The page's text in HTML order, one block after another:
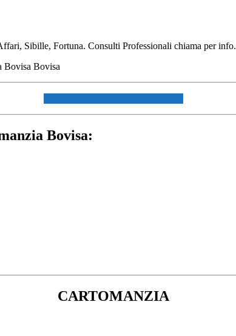
Sibille, Fortuna. Consulti Professionali chiama per info.
Bovisa:
CARTOMANZIA